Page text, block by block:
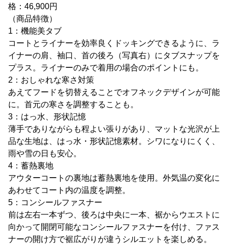
格：46,900円
（商品特徴）
1：機能美タブ
コートとライナーを効率良くドッキングできるように、ラ
イナーの肩、袖口、首の後ろ（写真右）にタブスナップを
プラス。ライナーのみで着用の場合のポイントにも。
2：おしゃれな寒さ対策
あえてフードを切替えることでオフネックデザインが可能
に。首元の寒さを調整することも。
3：はっ水、形状記憶
薄手でありながらも程よい張りがあり、マットな光沢が上
品な生地は、はっ水・形状記憶素材。シワになりにくく、
雨や雪の日も安心。
4：蓄熱裏地
アウターコートの裏地は蓄熱裏地を使用。外気温の変化に
あわせてコート内の温度を調整。
5：コンシールファスナー
前は左右一本ずつ、後ろは中央に一本、裾からウエストに
向かって開閉可能なコンシールファスナーを付け、ファス
ナーの開け方で裾広がりが違うシルエットを楽しめる。